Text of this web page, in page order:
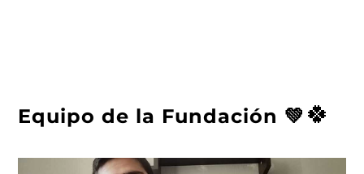
Equipo de la Fundación 💚 🍀